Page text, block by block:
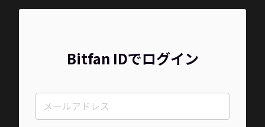
Bitfan IDでログイン